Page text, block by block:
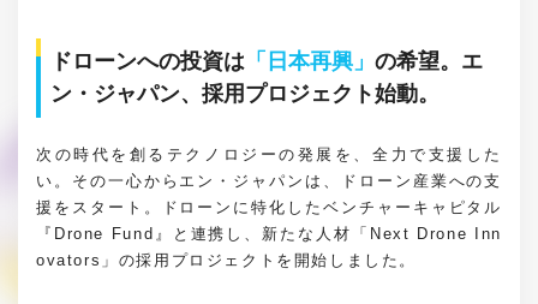
ドローンへの投資は 「日本再興」 の希望。エ
ン・ジャパン、採用プロジェクト始動。
次の時代を創るテクノロジーの発展を、全力で支援した
い。その一心からエン・ジャパンは、ドローン産業への支
援をスタート。ドローンに特化したベンチャーキャピタル
『Drone Fund』と連携し、新たな人材「Next Drone Inn
ovators」の採用プロジェクトを開始しました。